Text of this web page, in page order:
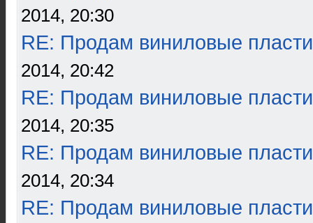
2014, 20:30
RE: Продам виниловые
2014, 20:42
RE: Продам виниловые
2014, 20:35
RE: Продам виниловые
2014, 20:34
RE: Продам виниловые